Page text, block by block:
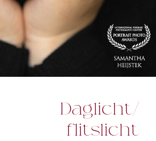
Daglicht/
flitslicht